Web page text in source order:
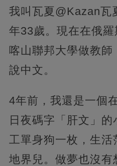
我叫瓦夏@Kazan瓦
年33歲。現在在俄
喀山聯邦大學做教師
說中文。
4年前，我還是一個
日夜碼字「肝文」
工單身狗一枚，生活
地界兒。做夢也沒有